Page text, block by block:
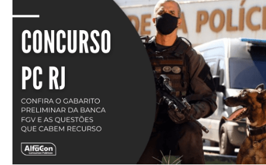
CONTRATO
BANCA
E
SER
PUBLICADO